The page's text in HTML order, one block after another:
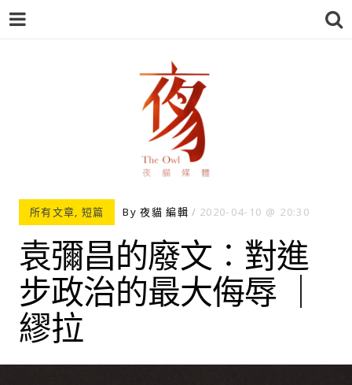
夜貓-THEOWL
所有文章, 短篇 By夜貓 編輯 2020-04-10 20:30
袁彌昌的廢文︰對進
步政治的最大侮辱 ｜
繆拉